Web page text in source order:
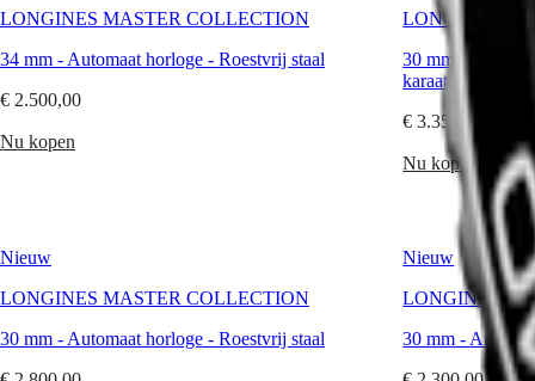
DOLCEVITA
LA
CLASSIQUE
區
Singapore
湾
區
Österreich
Belgique
(Fr)
België
Denmark
LONGINES MASTER COLLECTION
34 mm - Automaat horloge - Roestvrij staal
€ 2.500,00
Nu kopen
LONGINES
30 mm -
karaats
€ 3.350,00
Nu kopen
Nieuw
LONGINES MASTER COLLECTION
30 mm - Automaat horloge - Roestvrij staal
Nieuw
LONGINES
30 mm -